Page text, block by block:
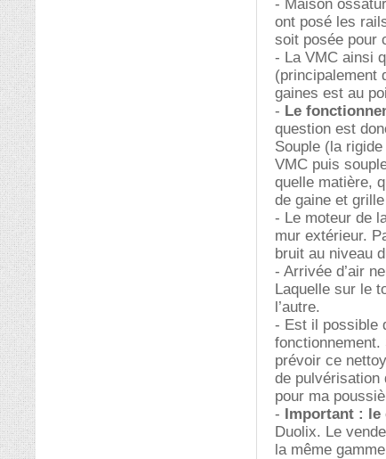
- Maison
ont posé les
soit posée pour
- La VMC ainsi
(principalement
gaines est au
- Le
question est
Souple (la
VMC puis
quelle matière,
de gaine et
- Le moteur de
mur extérieur.
bruit au niveau
- Arrivée d’air
Laquelle sur le
l’autre.
- Est il possible
prévoir ce
de pulvérisation
pour ma
- Important : le
Duolix. Le
la même